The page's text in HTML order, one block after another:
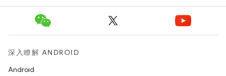
深入瞭解 ANDROID
Android